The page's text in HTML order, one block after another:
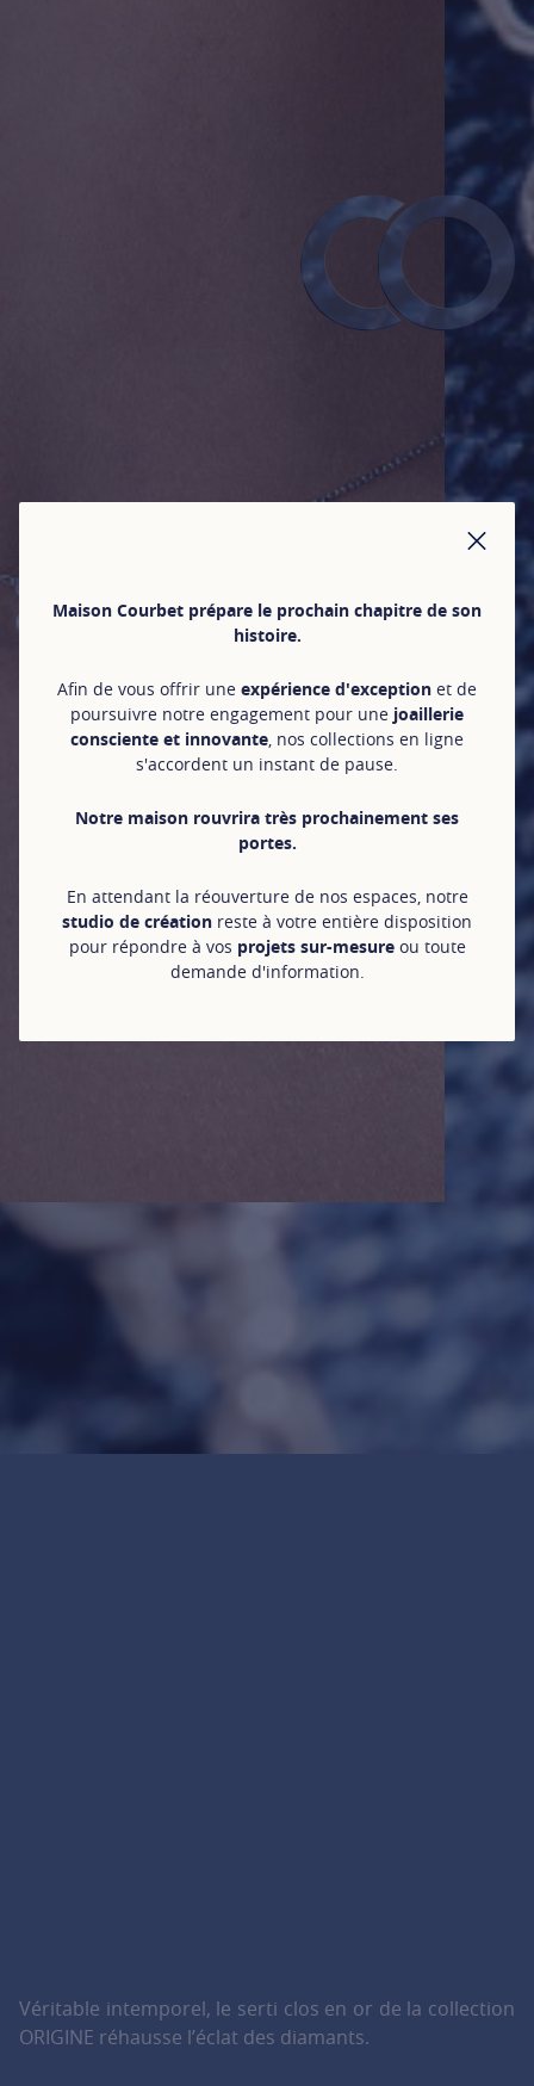
Maison Courbet prépare le prochain chapitre de son
histoire.
Afin de vous offrir une expérience d'exception et de
poursuivre notre engagement pour une joaillerie
consciente et innovante, nos collections en ligne
s'accordent un instant de pause.
Notre maison rouvrira très prochainement ses
portes.
En attendant la réouverture de nos espaces, notre
studio de création reste à votre entière disposition
pour répondre à vos projets sur-mesureou toute
demande d'information.
Véritable intemporel, le serti clos en or de la collection
ORIGINE réhausse l’éclat des diamants.